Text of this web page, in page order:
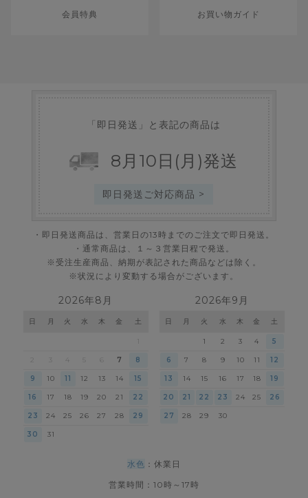
会員特典 お買い物ガイド
「即日発送」と表記の商品は
8 月 10 日 (月)発送
即日発送ご対応商品 >
・即日発送商品は、営業日の13時までのご注文で即日発送。
・通常商品は、１～３営業日程で発送。
※受注生産商品、納期が表記された商品などは除く。
※状況により変動する場合がございます。
2026年8月
日 月 火 水 木 金 土
4 7 8
9 10 11 12 13 14 15
16 17 18 19 20 21 22
23 24 25 26 27 28 29
30 31
2026年9月
日 月 火 水 木 金 土
1 2 3 4 5
6 7 8 9 10 11 12
13 14 15 16 17 18 19
20 21 22 23 24 25 26
27 28 29 30
水色 ：休業日
営業時間：10時～17時